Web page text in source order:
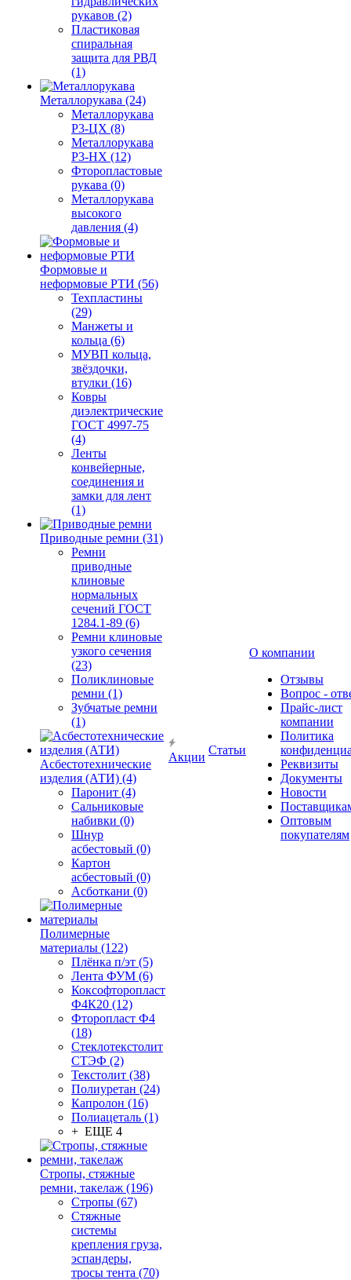
рукавов (2)
Пластиковая
спиральная
защита для РВД
(1)
Металлорукава (24)
Металлорукава
Р3-ЦХ (8)
Металлорукава
Р3-НХ (12)
Фторопластовые
рукава (0)
Металлорукава
высокого
давления (4)
Формовые и
неформовые РТИ (56)
Техпластины
(29)
Манжеты и
кольца (6)
МУВП кольца,
звёздочки,
втулки (16)
Ковры
диэлектрические
ГОСТ 4997-75
(4)
Ленты
конвейерные,
соединения и
замки для лент
(1)
Приводные ремни (31)
Ремни
приводные
клиновые
нормальных
сечений ГОСТ
1284.1-89 (6)
Ремни клиновые
узкого сечения
(23)
Поликлиновые
ремни (1)
Зубчатые ремни
(1)
Асбестотехнические
изделия (АТИ) (4)
Паронит (4)
Сальниковые
набивки (0)
Шнур
асбестовый (0)
Картон
асбестовый (0)
Асботкани (0)
Полимерные
материалы (122)
Плёнка п/эт (5)
Лента ФУМ (6)
Коксофторопласт
Ф4К20 (12)
Фторопласт Ф4
(18)
Стеклотекстолит
СТЭФ (2)
Текстолит (38)
Полиуретан (24)
Капролон (16)
Полиацеталь (1)
+ ЕЩЕ 4
Стропы, стяжные
ремни, такелаж (196)
Стропы (67)
Стяжные
системы
крепления груза,
эспандеры,
тросы тента (70)
Акции
Статьи
О компании
Отзывы
Вопрос -
Прайс-лист
компании
Политика
Реквизиты
Документы
Новости
Оптовым
покупателям